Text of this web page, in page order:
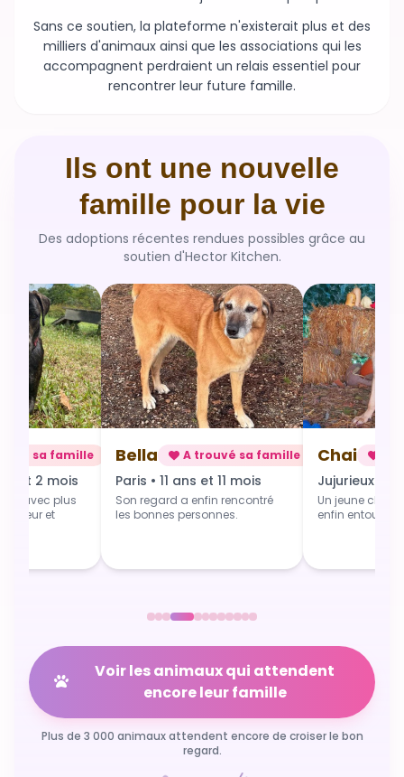
Sans ce soutien, la plateforme n'existerait plus et des
milliers d'animaux ainsi que les associations qui les
accompagnent perdraient un relais essentiel pour
rencontrer leur future famille.
Ils ont une nouvelle
famille pour la vie
Des adoptions récentes rendues possibles grâce au
soutien d'Hector Kitchen.
sa famille
11 mois
rencontré
Chai A trouvé sa famille
Jujurieux • 1 an
Un jeune chien qui grandit
enfin entouré et aimé.
Alba
Douville • 4
Une toute
commence du
Voir les animaux qui attendent
encore leur famille
Plus de 3 000 animaux attendent encore de croiser le bon
regard.